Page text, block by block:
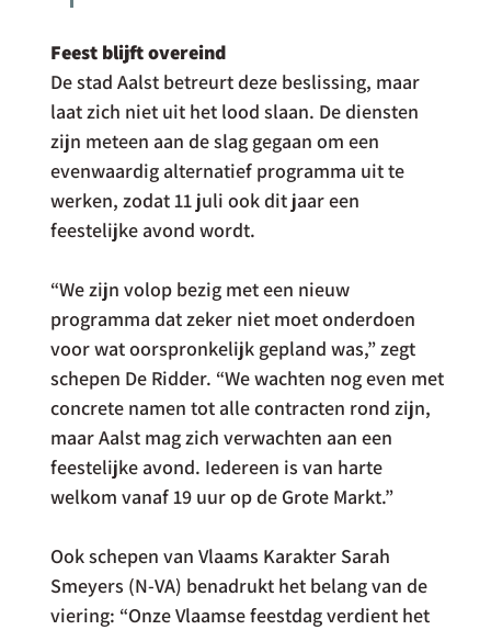
Feest blijft overeind
De stad Aalst betreurt deze beslissing, maar
laat zich niet uit het lood slaan. De diensten
zijn meteen aan de slag gegaan om een
evenwaardig alternatief programma uit te
werken, zodat 11 juli ook dit jaar een
feestelijke avond wordt.
“We zijn volop bezig met een nieuw
programma dat zeker niet moet onderdoen
voor wat oorspronkelijk gepland was,” zegt
schepen De Ridder. “We wachten nog even met
concrete namen tot alle contracten rond zijn,
maar Aalst mag zich verwachten aan een
feestelijke avond. Iedereen is van harte
welkom vanaf 19 uur op de Grote Markt.”
Ook schepen van Vlaams Karakter Sarah
Smeyers (N-VA) benadrukt het belang van de
viering: “Onze Vlaamse feestdag verdient het